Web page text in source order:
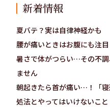
新着情報
夏バテ？実は自律神経かも
腰が痛いときはお腹にも注目
暑さで体がつらい…その不
ません
朝起きたら首が痛い…！「
処法とやってはいけないこと